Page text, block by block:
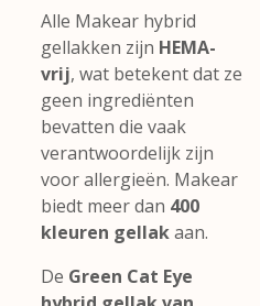
Alle Makear hybrid
gellakken zijn HEMA-
vrij, wat betekent dat ze
geen ingrediënten
bevatten die vaak
verantwoordelijk zijn
voor allergieën. Makear
biedt meer dan 400
kleuren gellakaan.
De Green Cat Eye